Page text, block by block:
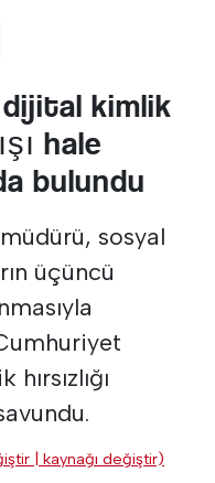
kimlik
hale
bulundu
sosyal
üçüncü
| kaynağı değiştir)